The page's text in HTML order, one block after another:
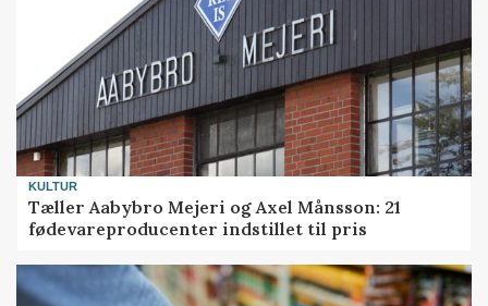
KULTUR
Tæller Aabybro Mejeri og Axel Månsson: 21
fødevareproducenter indstillet til pris